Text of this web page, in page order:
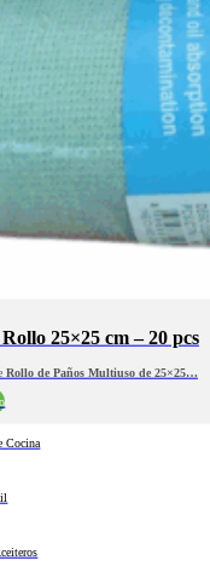
25×25 cm – 20 pcs
Rollo de Paños Multiuso de 25×25…
Cocina